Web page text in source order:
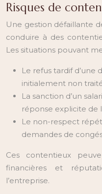
Risques de
Une gestion défaillante
conduire à des
Les situations pouvant
Le refus tardif d’une
initialement non
La sanction d’un
réponse explicite de
Le non-respect
demandes de
Ces contentieux
financières et
l’entreprise.